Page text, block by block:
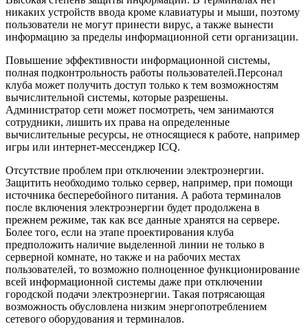
никаких устройств ввода кроме клавиатуры и мыши, поэтому
пользователи не могут принести вирус, а также вынести
информацию за пределы информационной сети организации.
Повышение эффективности информационной системы,
полная подконтрольность работы пользователей.Персонал
клуба может получить доступ только к тем возможностям
вычислительной системы, которые разрешены.
Администратор сети может посмотреть, чем занимаются
сотрудники, лишить их права на определенные
вычислительные ресурсы, не относящиеся к работе, например
игры или интернет-мессенджер ICQ.
Отсутствие проблем при отключении электроэнергии.
Защитить необходимо только сервер, например, при помощи
источника бесперебойного питания. А работа терминалов
после включения электроэнергии будет продолжена в
прежнем режиме, так как все данные хранятся на сервере.
Более того, если на этапе проектирования клуба
предположить наличие выделенной линии не только в
серверной комнате, но также и на рабочих местах
пользователей, то возможно полноценное функционирование
всей информационной системы даже при отключении
городской подачи электроэнергии. Такая потрясающая
возможность обусловлена низким энергопотреблением
сетевого оборудования и терминалов.